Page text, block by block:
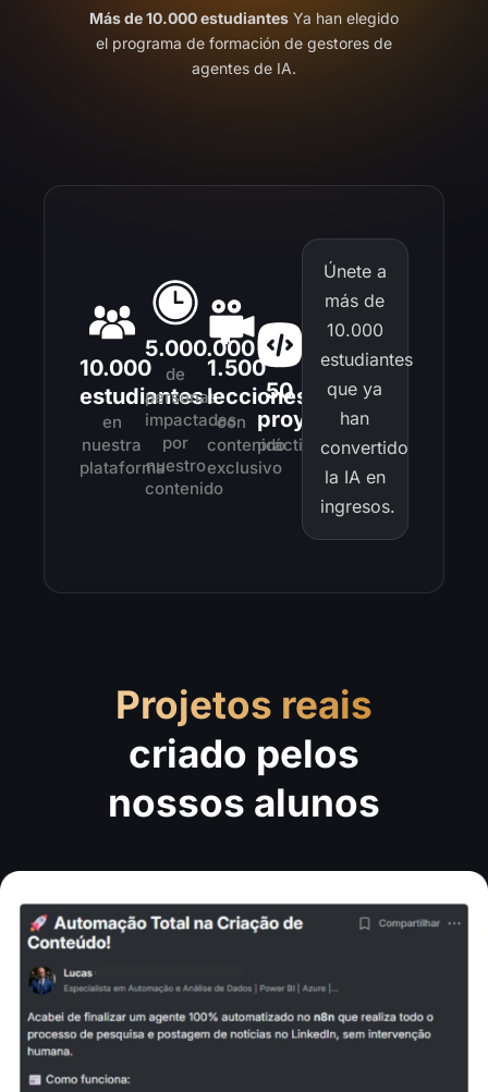
Más de 10.000 estudiantes Ya han elegido
el programa de formación de gestores de
agentes de IA.
10.000
estudiantes
en
nuestra
plataforma
5.000.000
de
personas
impactadas
por
nuestro
contenido
1.500
lecciones
con
contenido
exclusivo
50
proyectos
práctico
Únete a
más de
10.000
estudiantes
que ya
han
convertido
la IA en
ingresos.
Projetos reais
criado pelos
nossos alunos